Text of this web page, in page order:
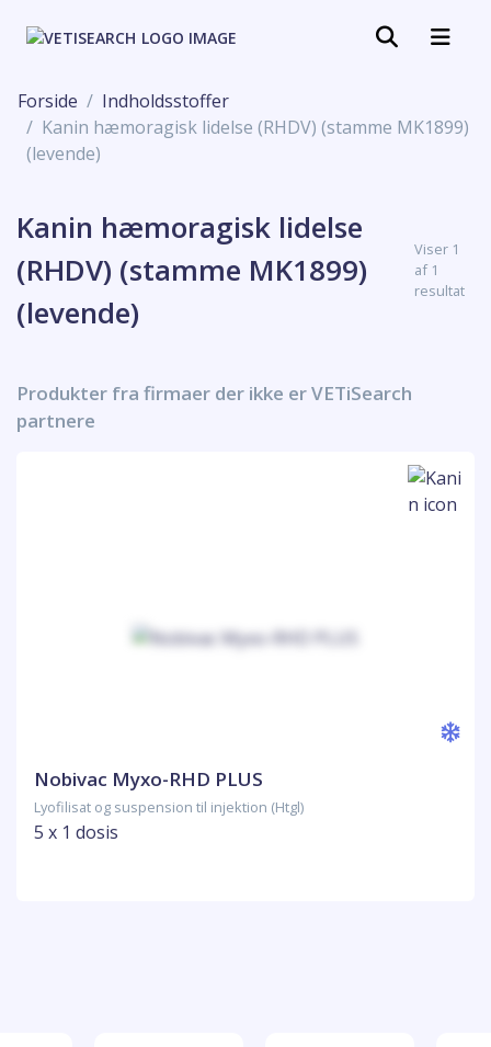
Forside
Indholdsstoffer
Kanin hæmoragisk lidelse (RHDV) (stamme MK1899)
(levende)
Kanin hæmoragisk lidelse
(RHDV) (stamme MK1899)
(levende)
Viser 1
af 1
resultat
Produkter fra firmaer der ikke er VETiSearch
partnere
Nobivac Myxo-RHD PLUS
Lyofilisat og suspension til injektion (Htgl)
5 x 1 dosis